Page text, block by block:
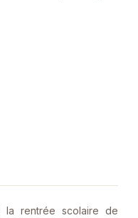
la rentrée scolaire de